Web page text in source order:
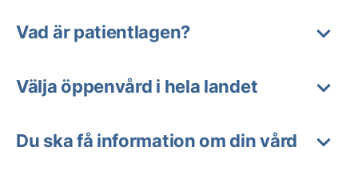
Vad är patientlagen?
Välja öppenvård i hela landet
Du ska få information om din vård